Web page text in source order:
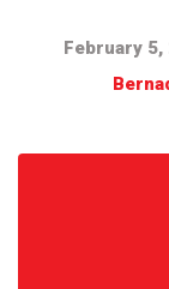
February 5,